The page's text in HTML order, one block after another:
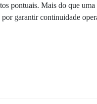
pontuais. Mais do que
por garantir continuidade